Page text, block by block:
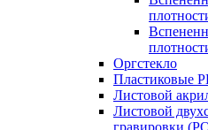
Оргстекло
Пластиковые
Листовой
Листовой